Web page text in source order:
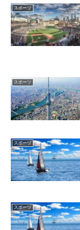
スポーツ
スポーツ
スポーツ
スポーツ